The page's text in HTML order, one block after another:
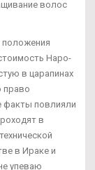
волос
положения
Наро-
в царапинах
право
факты повлияли
в
в Ираке и
упеваю